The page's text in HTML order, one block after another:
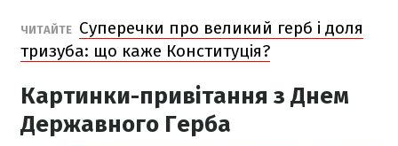
ЧИТАЙТЕ Суперечки про великий герб і доля
тризуба: що каже Конституція?
Картинки-привітання з Днем
Державного Герба